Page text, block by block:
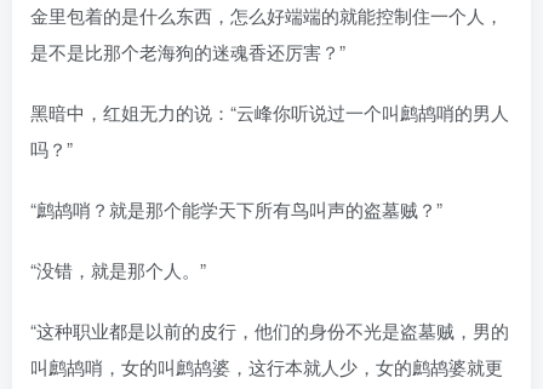
金里包着的是什么东西，怎么好端端的就能控制住一个人，
是不是比那个老海狗的迷魂香还厉害？”
黑暗中，红姐无力的说：“云峰你听说过一个叫鹧鸪哨的男人
吗？”
“鹧鸪哨？就是那个能学天下所有鸟叫声的盗墓贼？”
“没错，就是那个人。”
“这种职业都是以前的皮行，他们的身份不光是盗墓贼，男的
叫鹧鸪哨，女的叫鹧鸪婆，这行本就人少，女的鹧鸪婆就更